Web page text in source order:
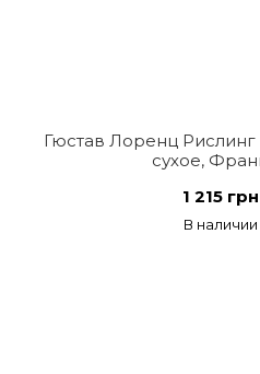
Гюстав Лоренц
сухое,
1 215 грн
В наличии